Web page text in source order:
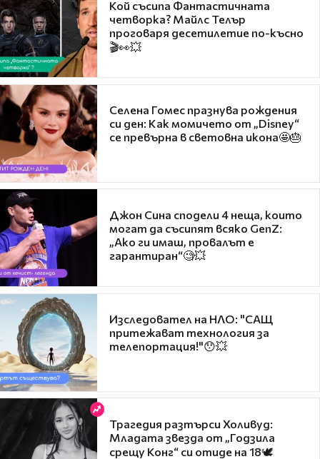
Кой съсипа Фантастичната
четворка? Майлс Телър
проговаря десетилетие по-късно
🎬👀💥
Селена Гомес празнува рождения
си ден: Как момичето от „Disney“
се превърна в световна икона🤩🎂
Джон Сина сподели 4 неща, които
могат да съсипят всяко GenZ:
„Ако ги имаш, провалът е
гарантиран“🧐💥
Изследовател на НЛО: "САЩ
притежават технология за
телепортация!"😯💥
Трагедия разтърси Холивуд:
Младата звезда от „Годзила
срещу Конг“ си отиде на 18🕊️